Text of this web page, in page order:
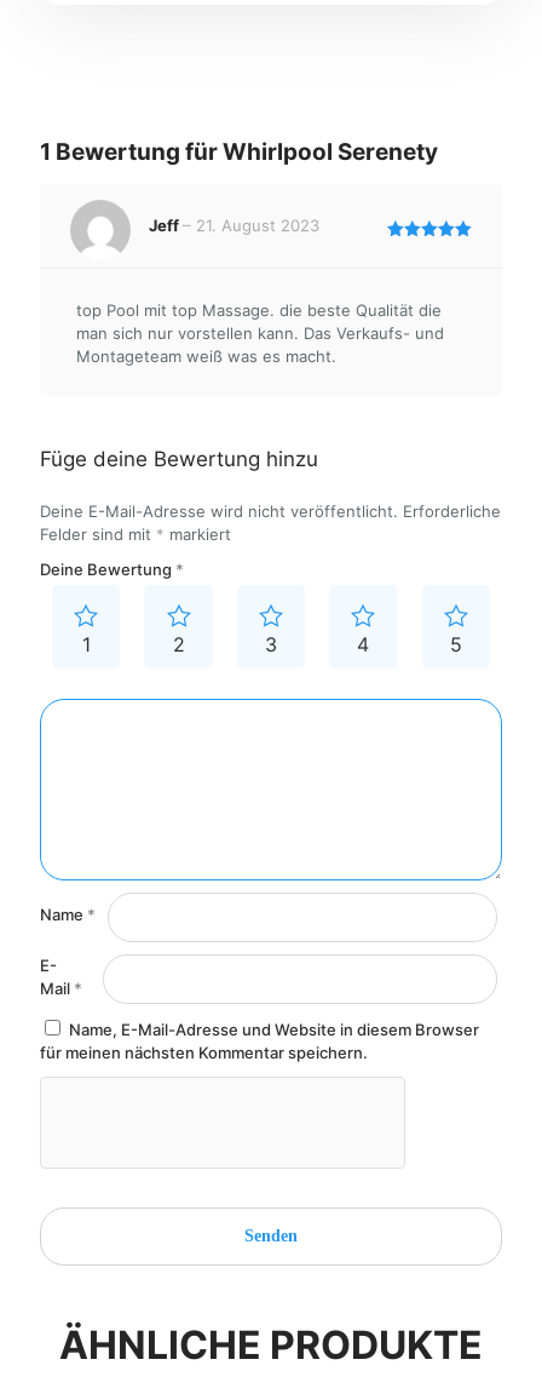
1 Bewertung fürWhirlpool Serenety
Jeff– 21. August 2023
top Pool mit top Massage. die beste Qualität die
man sich nur vorstellen kann. Das Verkaufs- und
Montageteam weiß was es macht.
Füge deine Bewertung hinzu
Deine E-Mail-Adresse wird nicht veröffentlicht. Erforderliche
Felder sind mit * markiert
Deine Bewertung *
1 2 3 4 5
Name *
E-
Mail *
Name, E-Mail-Adresse und Website in diesem Browser
für meinen nächsten Kommentar speichern.
ÄHNLICHE PRODUKTE